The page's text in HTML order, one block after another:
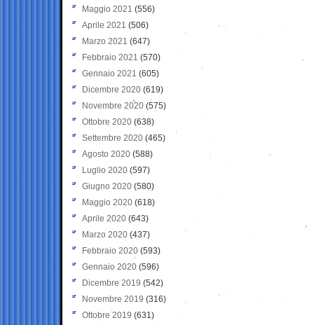
Maggio 2021 (556)
Aprile 2021 (506)
Marzo 2021 (647)
Febbraio 2021 (570)
Gennaio 2021 (605)
Dicembre 2020 (619)
Novembre 2020 (575)
Ottobre 2020 (638)
Settembre 2020(465)
Agosto 2020 (588)
Luglio 2020 (597)
Giugno 2020 (580)
Maggio 2020 (618)
Aprile 2020 (643)
Marzo 2020 (437)
Febbraio 2020 (593)
Gennaio 2020 (596)
Dicembre 2019 (542)
Novembre 2019 (316)
Ottobre 2019 (631)